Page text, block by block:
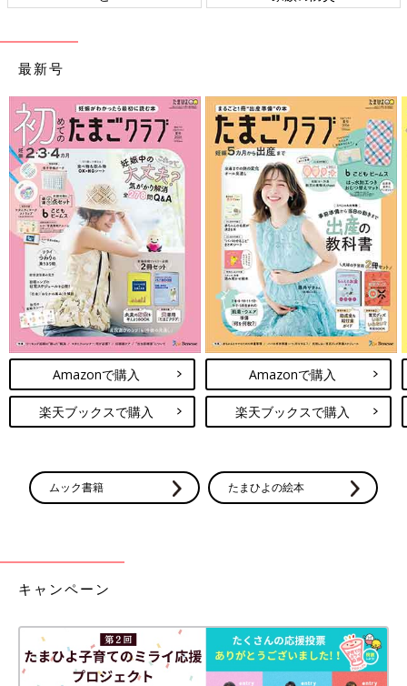
最新号
Amazonで購入
楽天ブックスで購入
Amazonで購入
楽天ブックスで購入
ムック書籍 たまひよの絵本
キャンペーン